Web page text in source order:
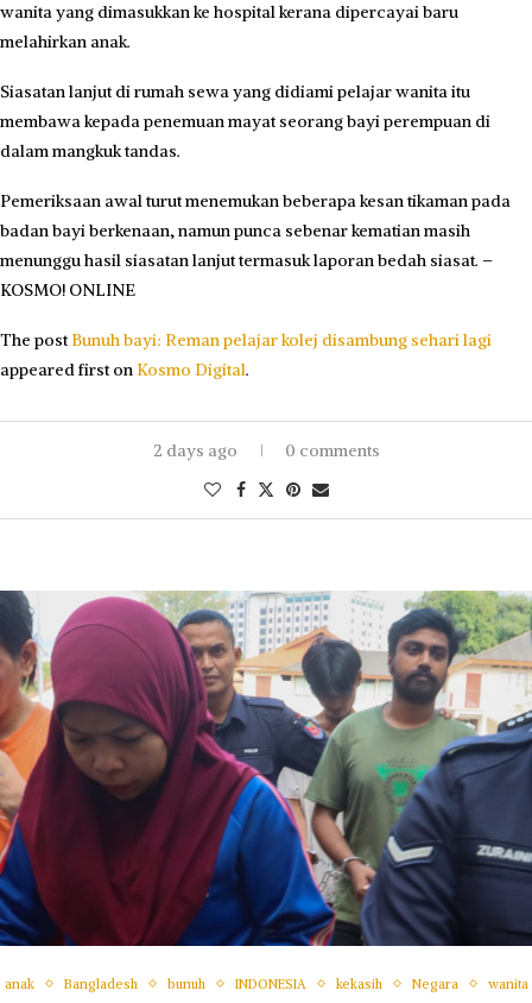
wanita yang dimasukkan ke hospital kerana dipercayai baru
melahirkan anak.
Siasatan lanjut di rumah sewa yang didiami pelajar wanita itu
membawa kepada penemuan mayat seorang bayi perempuan di
dalam mangkuk tandas.
Pemeriksaan awal turut menemukan beberapa kesan tikaman pada
badan bayi berkenaan, namun punca sebenar kematian masih
menunggu hasil siasatan lanjut termasuk laporan bedah siasat. –
KOSMO! ONLINE
The postBunuh bayi: Reman pelajar kolej disambung sehari lagi
appeared first on Kosmo Digital.
2 days ago 0 comments
anak Bangladesh bunuh INDONESIA kekasih Negara wanita